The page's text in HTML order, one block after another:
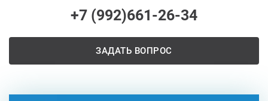
+7 (992)661-26-34
ЗАДАТЬ ВОПРОС